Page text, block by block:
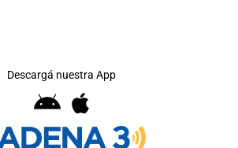
Descargá nuestra App